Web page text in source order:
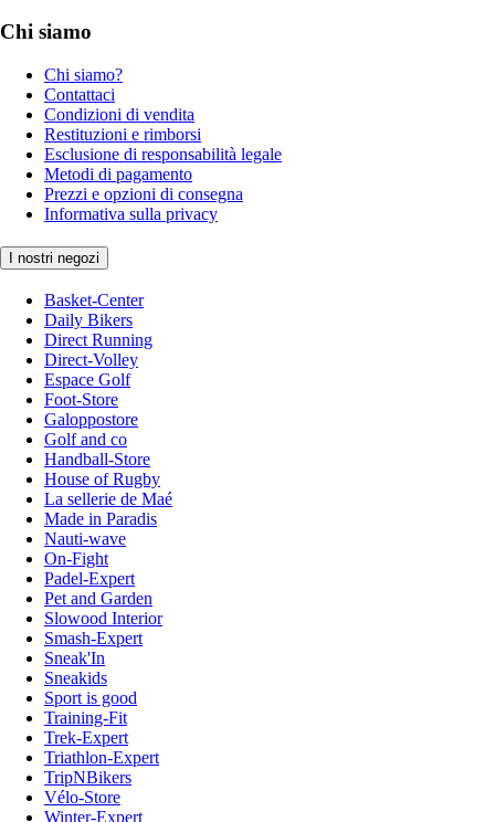
Chi siamo
Chi siamo?
Contattaci
Condizioni di vendita
Restituzioni e rimborsi
Esclusione di responsabilità legale
Metodi di pagamento
Prezzi e opzioni di consegna
Informativa sulla privacy
I nostri negozi
Basket-Center
Daily Bikers
Direct Running
Direct-Volley
Espace Golf
Foot-Store
Galoppostore
Golf and co
Handball-Store
House of Rugby
La sellerie de Maé
Made in Paradis
Nauti-wave
On-Fight
Padel-Expert
Pet and Garden
Slowood Interior
Smash-Expert
Sneak'In
Sneakids
Sport is good
Training-Fit
Trek-Expert
Triathlon-Expert
TripNBikers
Vélo-Store
Winter-Expert